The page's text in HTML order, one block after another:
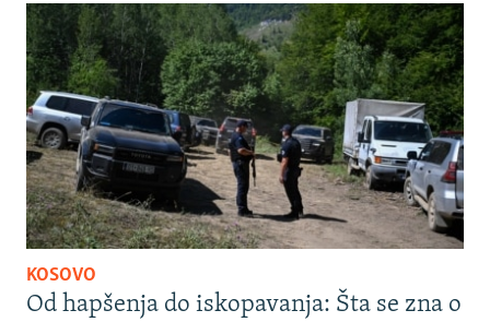
KOSOVO
Od hapšenja do iskopavanja: Šta se zna o